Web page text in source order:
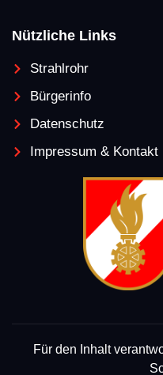
Nützliche Links
Strahlrohr
Bürgerinfo
Datenschutz
Impressum & Kontakt
Für den Inhalt